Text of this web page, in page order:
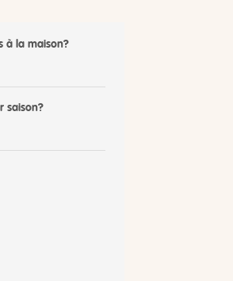
à la maison?
saison?